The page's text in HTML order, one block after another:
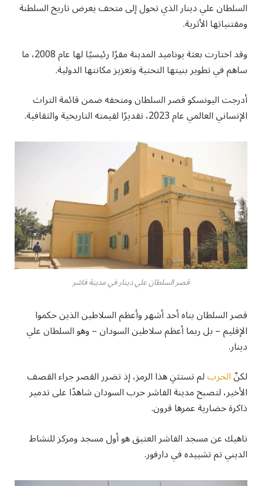
السلطان علي دينار الذي تحول إلى متحف يعرض تاريخ السلطنة
ومقتنياتها الأثرية.
وقد اختارت بعثة يوناميد المدينة مقرًا رئيسيًا لها عام 2008، ما
ساهم في تطوير بنيتها التحتية وتعزيز مكانتها الدولية.
أدرجت اليونسكو قصر السلطان ومتحفه ضمن قائمة التراث
الإنساني العالمي عام 2023، تقديرًا لقيمته التاريخية والثقافية.
قصر السلطان علي دينار في مدينة فاشر
قصر السلطان بناه أحد أشهر وأعظم السلاطين الذين حكموا
الإقليم – بل ربما أعظم سلاطين السودان – وهو السلطان علي
دينار.
لكنّالحربلم تستثنِ هذا الرمز، إذ تضرر القصر جراء القصف
الأخير، لتصبح مدينة الفاشر حرب السودان شاهدًا على تدمير
ذاكرة حضارية عمرها قرون.
ناهيك عن مسجد الفاشر العتيق هو أول مسجد ومركز للنشاط
الديني تم تشييده في دارفور.